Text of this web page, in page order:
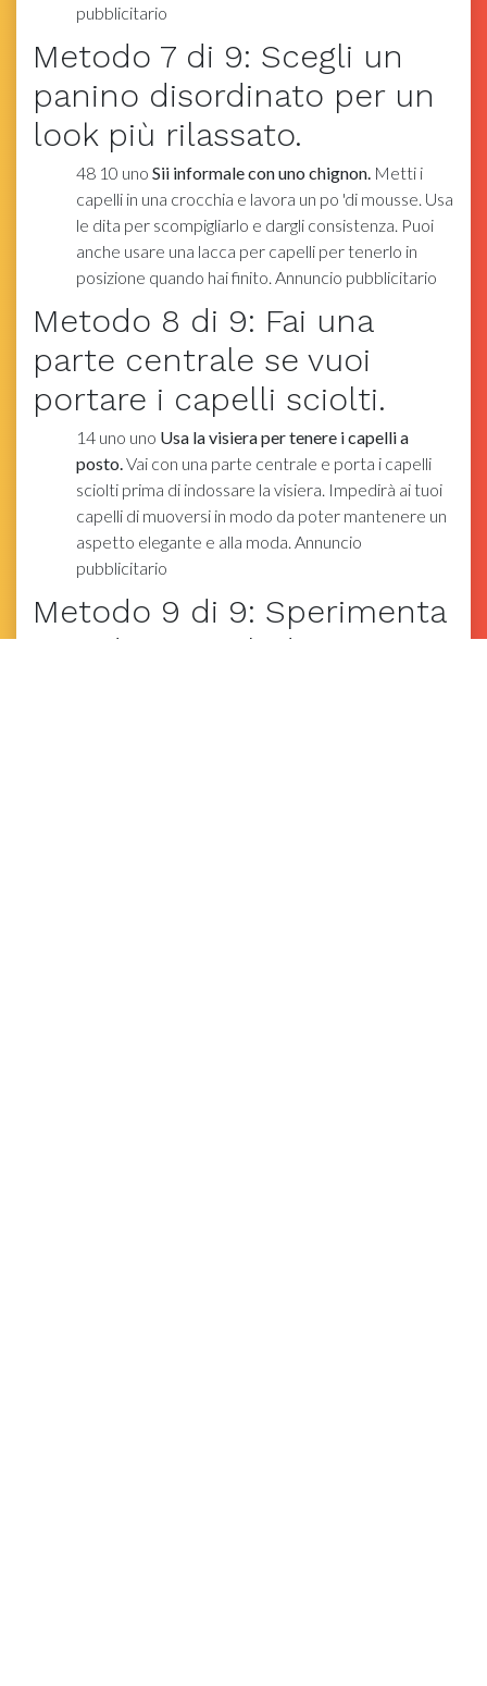
pubblicitario
Metodo 7 di 9: Scegli un
panino disordinato per un
look più rilassato.
48 10 uno Sii informale con uno chignon. Metti i
capelli in una crocchia e lavora un po 'di mousse. Usa
le dita per scompigliarlo e dargli consistenza. Puoi
anche usare una lacca per capelli per tenerlo in
posizione quando hai finito. Annuncio pubblicitario
Metodo 8 di 9: Fai una
parte centrale se vuoi
portare i capelli sciolti.
14 uno uno Usa la visiera per tenere i capelli a
posto.Vai con una parte centrale e porta i capelli
sciolti prima di indossare la visiera. Impedirà ai tuoi
capelli di muoversi in modo da poter mantenere un
aspetto elegante e alla moda. Annuncio
pubblicitario
Metodo 9 di 9: Sperimenta
con diversi stili di visiera.